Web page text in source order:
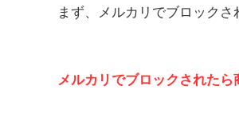
まず、メルカリでブロックさ
メルカリでブロックされた